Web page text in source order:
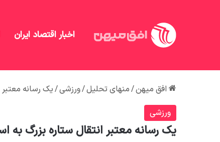
اخبار اقتصاد ایران
افق میهن/منهای تحلیل/ورزشی/یک رسانه معتبر
ورزشی
یک رسانه معتبر انتقال ستاره بزرگ به